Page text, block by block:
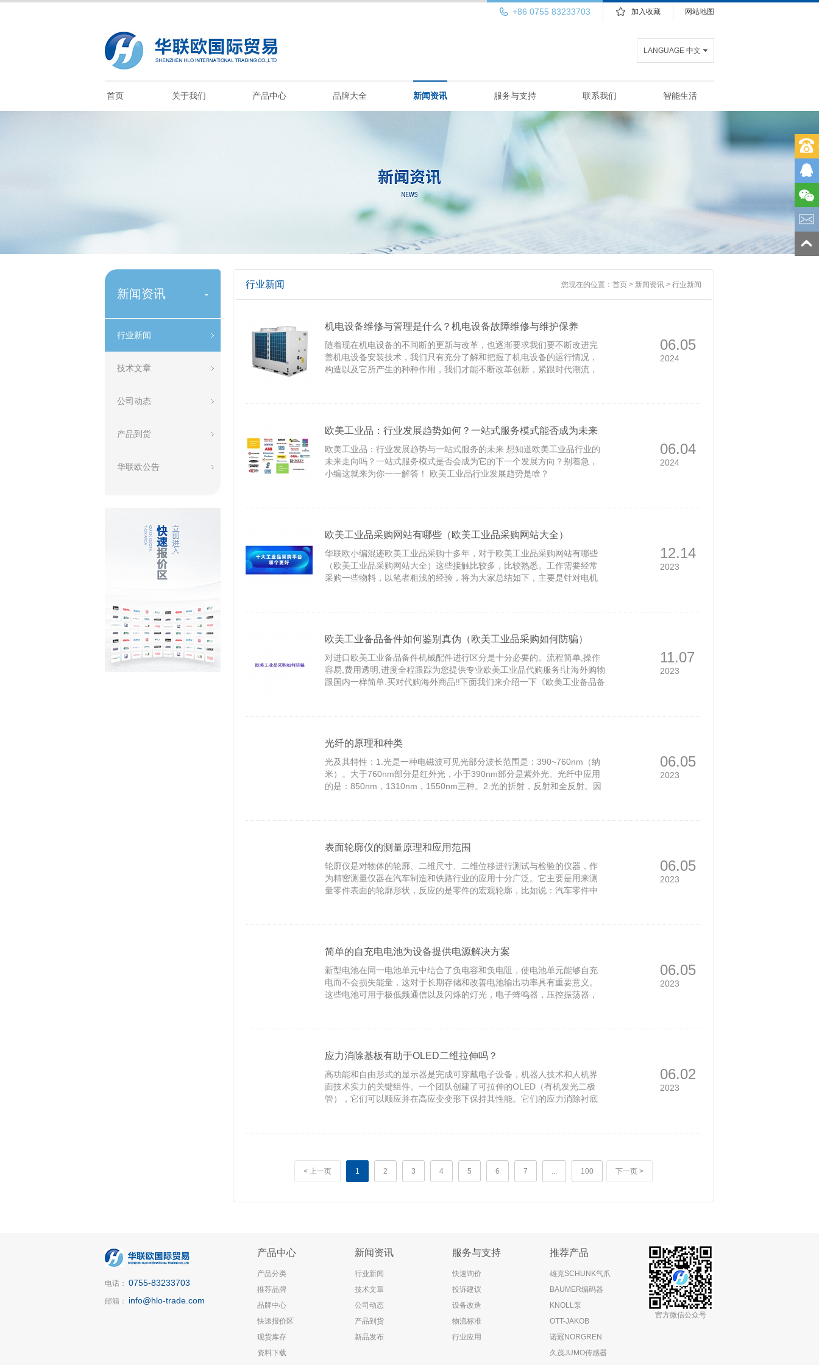
网站地图
加入收藏
+86 0755 83233703
LANGUAGE 中文
首页 关于我们 产品中心 品牌大全 新闻资讯 服务与支持 联系我们 智能生活
新闻资讯 -
行业新闻
技术文章
公司动态
产品到货
华联欧公告
行业新闻 您现在的位置： 首页 > 新闻资讯 > 行业新闻
机电设备维修与管理是什么？机电设备故障维修与维护保养
随着现在机电设备的不间断的更新与改革，也逐渐要求我们要不断改进完
善机电设备安装技术，我们只有充分了解和把握了机电设备的运行情况，
构造以及它所产生的种种作用，我们才能不断改革创新，紧跟时代潮流，
06.05
2024
欧美工业品：行业发展趋势如何？一站式服务模式能否成为未来
发展方向？
欧美工业品：行业发展趋势与一站式服务的未来 想知道欧美工业品行业的
未来走向吗？一站式服务模式是否会成为它的下一个发展方向？别着急，
小编这就来为你一一解答！ 欧美工业品行业发展趋势是啥？
06.04
2024
欧美工业品采购网站有哪些（欧美工业品采购网站大全）
华联欧小编混迹欧美工业品采购十多年，对于欧美工业品采购网站有哪些
（欧美工业品采购网站大全）这些接触比较多，比较熟悉。工作需要经常
采购一些物料，以笔者粗浅的经验，将为大家总结如下，主要是针对电机
品采购网站有哪些(欧美工业品采购网站大全)》等产品知识点，下面就让我
12.14
2023
欧美工业备品备件如何鉴别真伪（欧美工业品采购如何防骗）
对进口欧美工业备品备件机械配件进行区分是十分必要的。流程简单,操作
容易,费用透明,进度全程跟踪为您提供专业欧美工业品代购服务!让海外购物
跟国内一样简单.买对代购海外商品!!下面我们来介绍一下《欧美工业备品备
11.07
2023
光纤的原理和种类
光及其特性：1.光是一种电磁波可见光部分波长范围是：390~760nm（纳
米）。大于760nm部分是红外光，小于390nm部分是紫外光。光纤中应用
的是：850nm，1310nm，1550nm三种。2.光的折射，反射和全反射。因
入射光的角度变化而变化。当入射光的角度达到或超过某一角度时，折射
同波长光的折射角度是不同的（
06.05
2023
表面轮廓仪的测量原理和应用范围
轮廓仪是对物体的轮廓、二维尺寸、二维位移进行测试与检验的仪器，作
为精密测量仪器在汽车制造和铁路行业的应用十分广泛。它主要是用来测
量零件表面的轮廓形状，反应的是零件的宏观轮廓，比如说：汽车零件中
表面轮廓仪采用直角坐标测量法，触针接触式。机械部份采用精密气浮直
测量各种精密机械零件的素线形状。本仪器由于基准直线运
06.05
2023
简单的自充电电池为设备提供电源解决方案
新型电池在同一电池单元中结合了负电容和负电阻，使电池单元能够自充
电而不会损失能量，这对于长期存储和改善电池输出功率具有重要意义。
这些电池可用于极低频通信以及闪烁的灯光，电子蜂鸣器，压控振荡器，
图大学和德克萨斯大学奥斯汀分校的Helena Braga及其同事报告说，他们
池。Braga说：“我们
06.05
2023
应力消除基板有助于OLED二维拉伸吗？
高功能和自由形式的显示器是完成可穿戴电子设备，机器人技术和人机界
面技术实力的关键组件。一个团队创建了可拉伸的OLED（有机发光二极
管），它们可以顺应并在高应变变形下保持其性能。它们的应力消除衬底
以顺应并在高应变变形下保持其性能。它们的应力消除衬底具有独特的结
固有可拉伸OLED由于其电极导电效率低而具有商业限制
06.02
2023
< 上一页 1 2 3 4 5 6 7 ... 100 下一页 >
电话： 0755-83233703
邮箱： info@hlo-trade.com
产品中心
产品分类
推荐品牌
品牌中心
快速报价区
现货库存
资料下载
新闻资讯
行业新闻
技术文章
公司动态
产品到货
新品发布
服务与支持
快速询价
投诉建议
设备改造
物流标准
行业应用
推荐产品
雄克SCHUNK气爪
BAUMER编码器
KNOLL泵
OTT-JAKOB
诺冠NORGREN
久茂JUMO传感器
官方微信公众号